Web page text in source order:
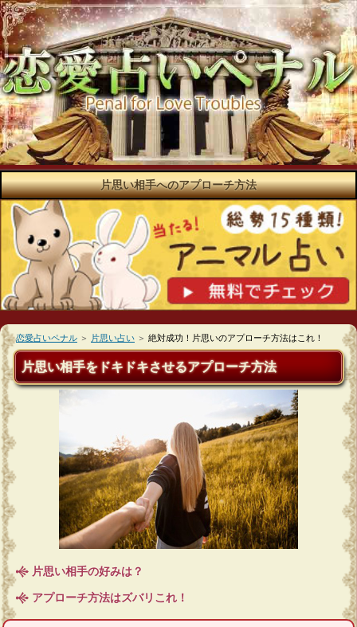
片思い相手へのアプローチ方法
恋愛占いペナル ＞ 片思い占い ＞ 絶対成功！片思いのアプローチ方法はこれ！
片思い相手をドキドキさせるアプローチ方法
片思い相手の好みは？
アプローチ方法はズバリこれ！